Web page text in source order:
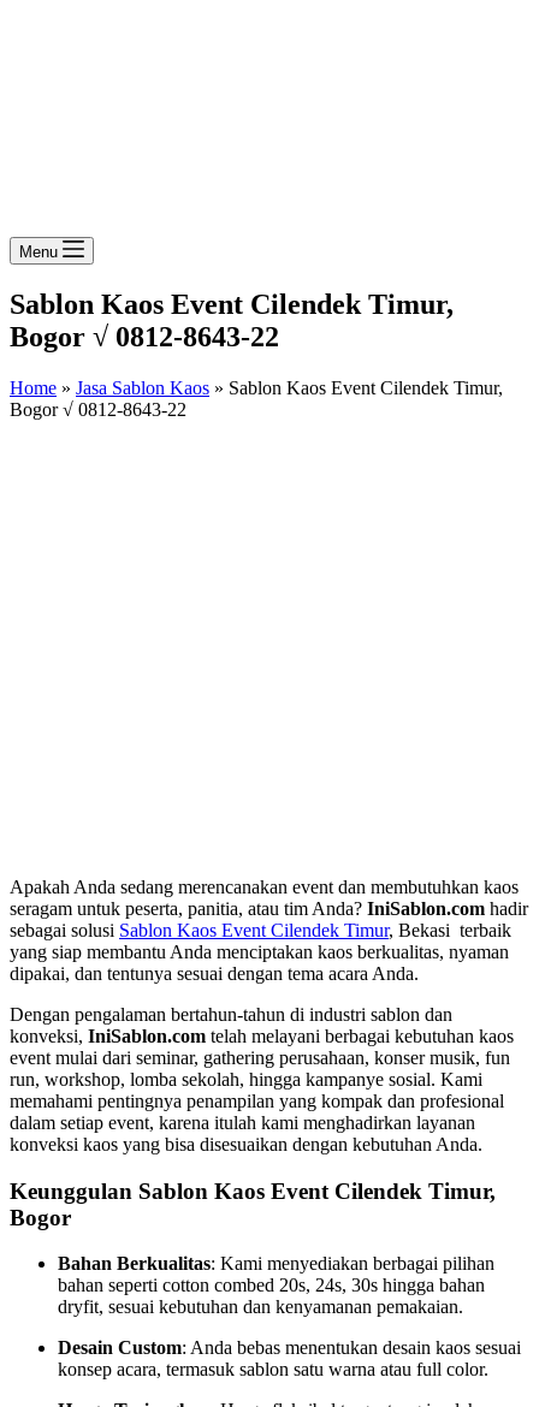
Menu
Sablon Kaos Event Cilendek Timur,
Bogor √ 0812-8643-22
Home » Jasa Sablon Kaos » Sablon Kaos Event Cilendek Timur,
Bogor √ 0812-8643-22
Apakah Anda sedang merencanakan event dan membutuhkan kaos
seragam untuk peserta, panitia, atau tim Anda? IniSablon.com hadir
sebagai solusi Sablon Kaos Event Cilendek Timur, Bekasi terbaik
yang siap membantu Anda menciptakan kaos berkualitas, nyaman
dipakai, dan tentunya sesuai dengan tema acara Anda.
Dengan pengalaman bertahun-tahun di industri sablon dan
konveksi, IniSablon.com telah melayani berbagai kebutuhan kaos
event mulai dari seminar, gathering perusahaan, konser musik, fun
run, workshop, lomba sekolah, hingga kampanye sosial. Kami
memahami pentingnya penampilan yang kompak dan profesional
dalam setiap event, karena itulah kami menghadirkan layanan
konveksi kaos yang bisa disesuaikan dengan kebutuhan Anda.
Keunggulan Sablon Kaos Event Cilendek Timur,
Bogor
Bahan Berkualitas: Kami menyediakan berbagai pilihan
bahan seperti cotton combed 20s, 24s, 30s hingga bahan
dryfit, sesuai kebutuhan dan kenyamanan pemakaian.
Desain Custom: Anda bebas menentukan desain kaos sesuai
konsep acara, termasuk sablon satu warna atau full color.